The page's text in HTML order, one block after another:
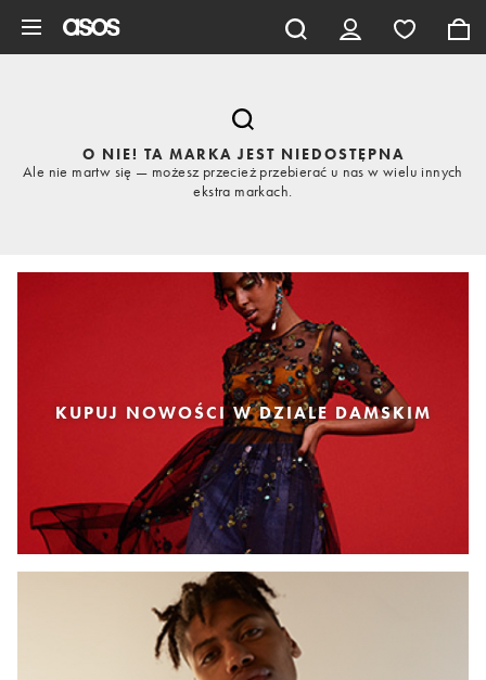
O NIE! TA MARKA JEST NIEDOSTĘPNA
Ale nie martw się — możesz przecież przebierać u nas w wielu innych
ekstra markach.
KUPUJ NOWOŚCI W DZIALE DAMSKIM